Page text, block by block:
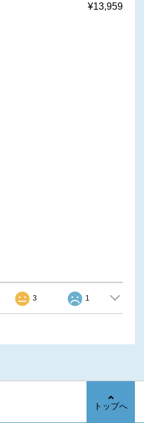
¥13,959
3 1
トップへ